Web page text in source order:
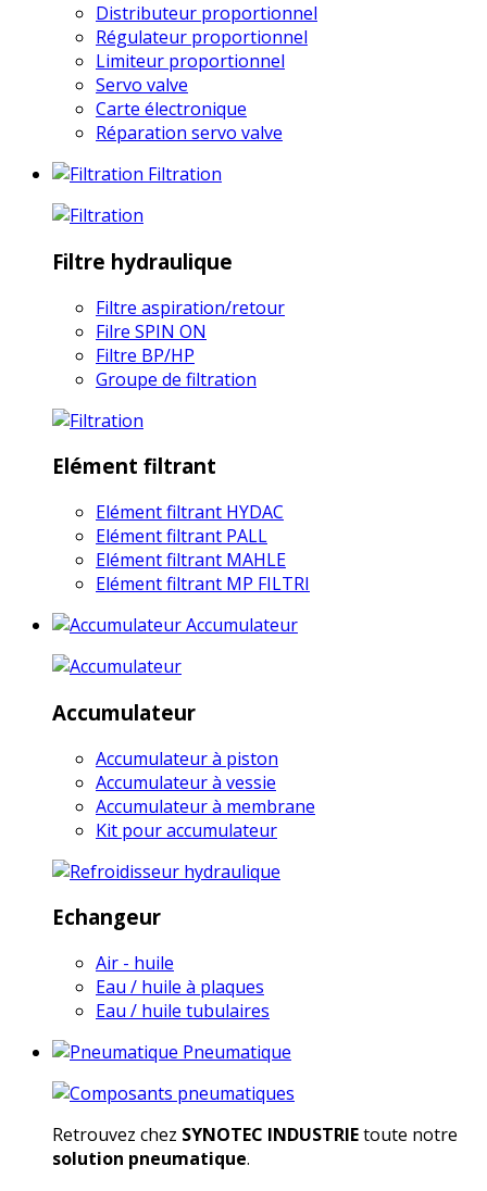
Distributeur proportionnel
Régulateur proportionnel
Limiteur proportionnel
Servo valve
Carte électronique
Réparation servo valve
Filtration
Filtre hydraulique
Filtre aspiration/retour
Filre SPIN ON
Filtre BP/HP
Groupe de filtration
Elément filtrant
Elément filtrant HYDAC
Elément filtrant PALL
Elément filtrant MAHLE
Elément filtrant MP FILTRI
Accumulateur
Accumulateur
Accumulateur à piston
Accumulateur à vessie
Accumulateur à membrane
Kit pour accumulateur
Echangeur
Air - huile
Eau / huile à plaques
Eau / huile tubulaires
Pneumatique
Retrouvez chez SYNOTEC INDUSTRIEtoute notre
solution pneumatique.